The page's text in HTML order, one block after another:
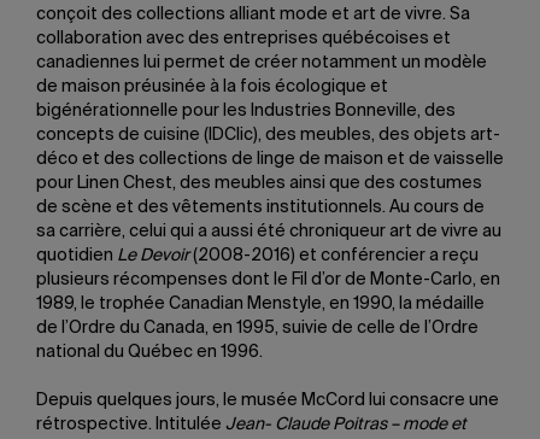
conçoit des collections alliant mode et art de vivre. Sa
collaboration avec des entreprises québécoises et
canadiennes lui permet de créer notamment un modèle
de maison préusinée à la fois écologique et
bigénérationnelle pour les Industries Bonneville, des
concepts de cuisine (IDClic), des meubles, des objets art-
déco et des collections de linge de maison et de vaisselle
pour Linen Chest, des meubles ainsi que des costumes
de scène et des vêtements institutionnels. Au cours de
sa carrière, celui qui a aussi été chroniqueur art de vivre au
quotidien Le Devoir(2008-2016) et conférencier a reçu
plusieurs récompenses dont le Fil d’or de Monte-Carlo, en
1989, le trophée Canadian Menstyle, en 1990, la médaille
de l’Ordre du Canada, en 1995, suivie de celle de l’Ordre
national du Québec en 1996.
Depuis quelques jours, le musée McCord lui consacre une
rétrospective. Intitulée Jean- Claude Poitras – mode et